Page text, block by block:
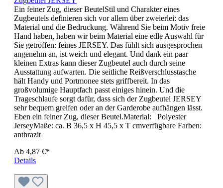
Rucksack SOLUTION
Produktfarbe:weiß
Bringt Farbe in den TagOb Sie die klassischen Farbtöne
lieben oder es gerne etwas lauter und moderner mögen: Der
Rucksack SOLUTION lässt Ihnen die Wahl.Gerade zu den
leuchtenden Tönen bilden die anthrazitfarbenen Details wie
Reißverschlüsse, Gurte oder Handgriff einen spannenden
Kontrast. Auch der Schnitt dieses jungen Rucksacks zieht die
Blicke auf sich: Modern und dynamisch kommt der
SOLUTION daher. Und mit seinem gepolsterten Rücken
bringt er Komfort ins Spiel. Wenn Sie jetzt noch auf den Preis
schauen, werden Sie sicher überrascht sein.Kurzum: Viel
Rucksack für wenig Geld.Material: Polyester 600dMaße: ca.
B 28 x H 43 x T 11 cm
Ab 9,10 €*
Details